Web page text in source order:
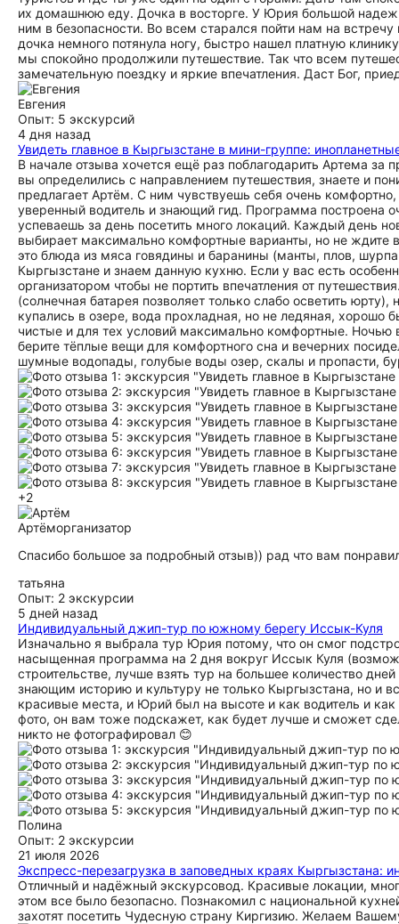
их домашнюю еду. Дочка в восторге. У Юрия большой
ним в безопасности. Во всем старался пойти нам на
дочка немного потянула ногу, быстро нашел платную
мы спокойно продолжили путешествие. Так что всем
замечательную поездку и яркие впечатления. Даст Бог,
Евгения
Опыт: 5 экскурсий
4 дня назад
Увидеть главное в Кыргызстане в мини-группе:
В начале отзыва хочется ещё раз поблагодарить Артема за
вы определились с направлением путешествия, знаете и
предлагает Артём. С ним чувствуешь себя очень
уверенный водитель и знающий гид. Программа построена
успеваешь за день посетить много локаций. Каждый день
выбирает максимально комфортные варианты, но не ждите
это блюда из мяса говядины и баранины (манты, плов,
Кыргызстане и знаем данную кухню. Если у вас есть
организатором чтобы не портить впечатления от
(солнечная батарея позволяет только слабо осветить
купались в озере, вода прохладная, но не ледяная, хорошо
чистые и для тех условий максимально комфортные.
берите тёплые вещи для комфортного сна и вечерних
шумные водопады, голубые воды озер, скалы и пропасти,
+2
Артёморганизатор
Спасибо большое за подробный отзыв)) рад что вам
татьяна
Опыт: 2 экскурсии
5 дней назад
Индивидуальный джип-тур по южному берегу Иссык-Куля
Изначально я выбрала тур Юрия потому, что он смог
насыщенная программа на 2 дня вокруг Иссык Куля
строительстве, лучше взять тур на большее количество
знающим историю и культуру не только Кыргызстана, но и
красивые места, и Юрий был на высоте и как водитель и
фото, он вам тоже подскажет, как будет лучше и сможет
никто не фотографировал 😊
Полина
Опыт: 2 экскурсии
21 июля 2026
Экспресс-перезагрузка в заповедных краях Кыргызстана:
Отличный и надёжный экскурсовод. Красивые локации,
этом все было безопасно. Познакомил с национальной
захотят посетить Чудесную страну Киргизию. Желаем